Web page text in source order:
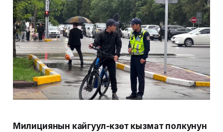
Милициянын кайгуул-күзөт кызмат полкунун